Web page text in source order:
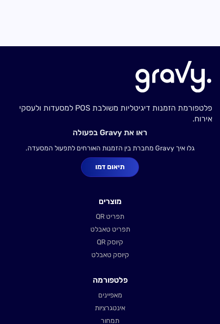
פלטפורמת הזמנות דיגיטליות משולבת POS למסעדות ולעסקי
אירוח.
ראו את Gravy בפעולה
גלו איך Gravy מחברת בין הזמנות האורחים לתפעול המסעדה.
תיאום דמו
מוצרים
תפריט QR
תפריט טאבלט
קיוסק QR
קיוסק טאבלט
פלטפורמה
מאפיינים
אינטגרציות
תמחור